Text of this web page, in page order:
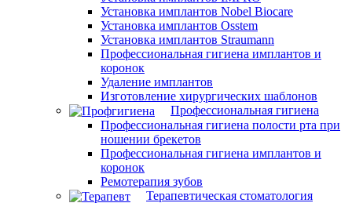
Установка имплантов Nobel Biocare
Установка имплантов Osstem
Установка имплантов Straumann
Профессиональная гигиена имплантов и
коронок
Удаление имплантов
Изготовление хирургических шаблонов
Профессиональная гигиена
Профессиональная гигиена полости рта при
ношении брекетов
Профессиональная гигиена имплантов и
коронок
Ремотерапия зубов
Терапевтическая стоматология